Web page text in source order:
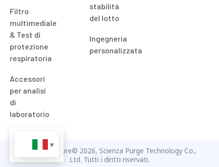
Filtro
multimediale
& Test di
protezione
respiratoria
Accessori
per analisi
di
laboratorio
stabilità
del lotto
Ingegneria
personalizzata
Diritto d'autore© 2026, Scienza Purge Technology Co.,
Ltd. Tutti i diritti riservati.